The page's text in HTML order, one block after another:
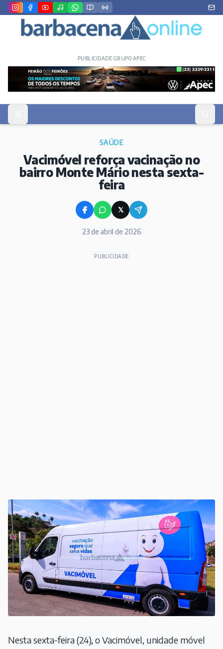
PUBLICIDADE GRUPO APEC
SAÚDE
Vacimóvel reforça vacinação no
bairro Monte Mário nesta sexta-
feira
𝕏
23 de abril de 2026
PUBLICIDADE
Nesta sexta-feira (24), o Vacimóvel, unidade móvel